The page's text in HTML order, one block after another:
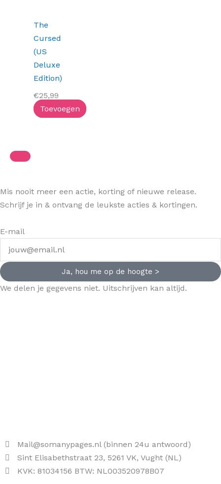
The
Cursed
(US
Deluxe
Edition)
€25,99
Toevoegen
Mis nooit meer een actie, korting of nieuwe release.
Schrijf je in & ontvang de leukste acties & kortingen.
E-mail
Ja, hou me op de hoogte >
We delen je gegevens niet. Uitschrijven kan altijd.
Mail@somanypages.nl (binnen 24u antwoord)
Sint Elisabethstraat 23, 5261 VK, Vught (NL)
KVK: 81034156 BTW: NL003520978B07